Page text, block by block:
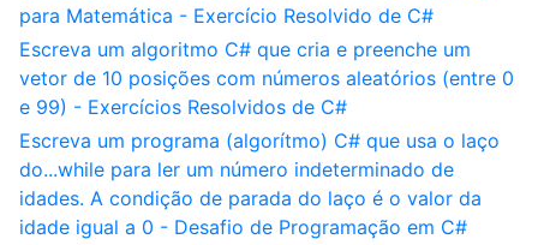
para Matemática - Exercício Resolvido de C#
Escreva um algoritmo C# que cria e preenche um
vetor de 10 posições com números aleatórios (entre 0
e 99) - Exercícios Resolvidos de C#
Escreva um programa (algorítmo) C# que usa o laço
do...while para ler um número indeterminado de
idades. A condição de parada do laço é o valor da
idade igual a 0 - Desafio de Programação em C#